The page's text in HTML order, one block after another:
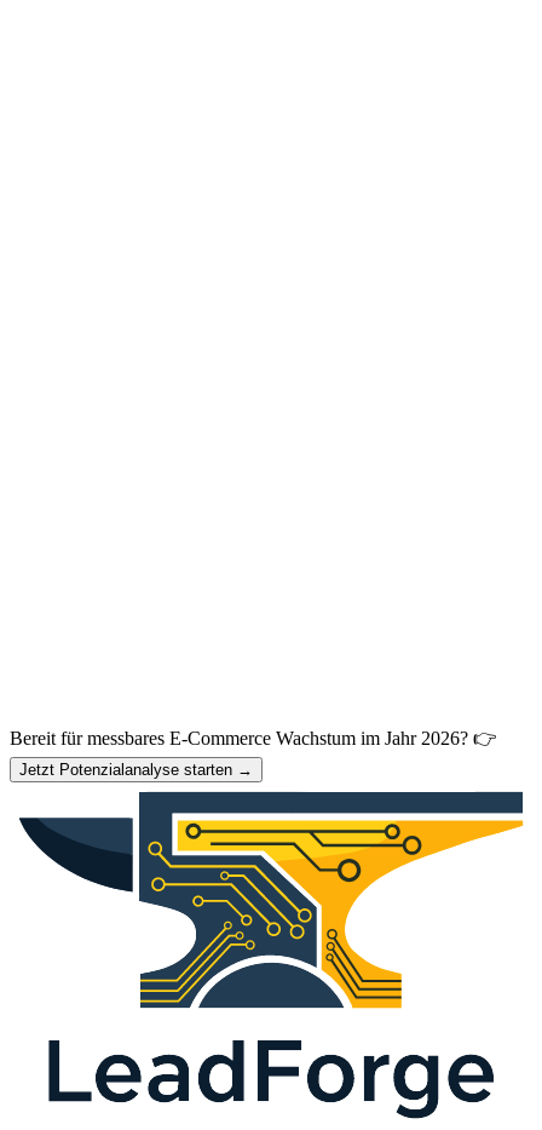
Bereit für messbares E-Commerce Wachstum im Jahr 2026? 👉
Jetzt Potenzialanalyse starten →